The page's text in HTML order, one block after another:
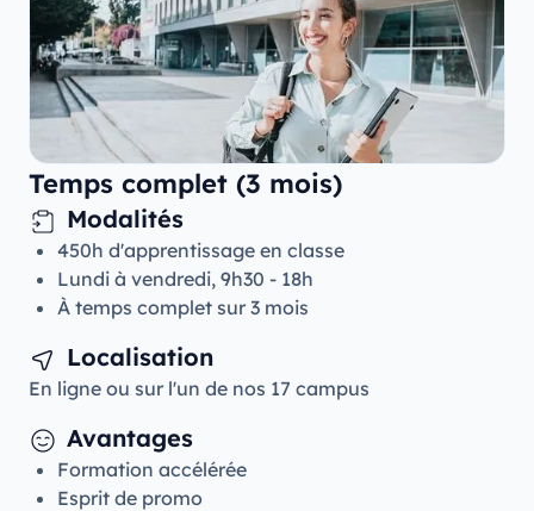
Temps complet (3 mois)
Modalités
450h d'apprentissage en classe
Lundi à vendredi, 9h30 - 18h
À temps complet sur 3 mois
Localisation
En ligne ou sur l'un de nos 17 campus
Avantages
Formation accélérée
Esprit de promo